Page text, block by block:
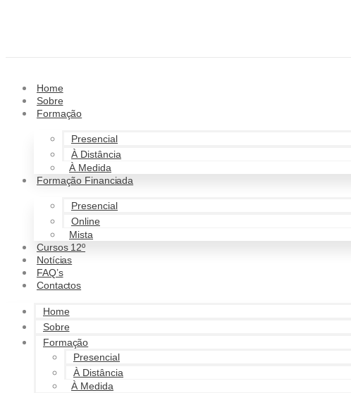
Home
Sobre
Formação
Presencial
À Distância
À Medida
Formação Financiada
Presencial
Online
Mista
Cursos 12º
Notícias
FAQ’s
Contactos
Home
Sobre
Formação
Presencial
À Distância
À Medida